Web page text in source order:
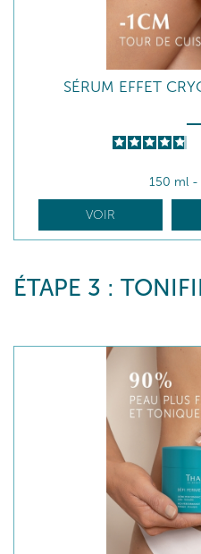
SÉRUM EFFET
150 ml -
VOIR
ÉTAPE 3 :